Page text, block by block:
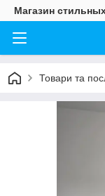
Магазин
Товари та